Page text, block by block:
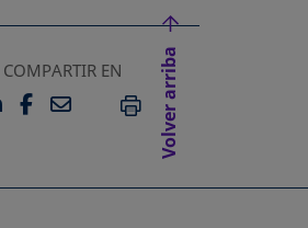
COMPARTIR EN
LINKEDIN
SE ABRE EN UNA PESTAÑA
FACEBOOK
SE ABRE EN UNA
EMAILIMPRIMIR
Volver arriba